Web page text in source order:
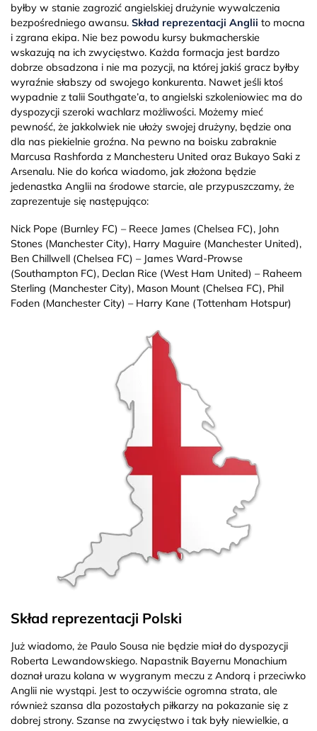
byłby w stanie zagrozić angielskiej drużynie wywalczenia
bezpośredniego awansu. Skład reprezentacji Anglii to mocna
i zgrana ekipa. Nie bez powodu kursy bukmacherskie
wskazują na ich zwycięstwo. Każda formacja jest bardzo
dobrze obsadzona i nie ma pozycji, na której jakiś gracz byłby
wyraźnie słabszy od swojego konkurenta. Nawet jeśli ktoś
wypadnie z talii Southgate’a, to angielski szkoleniowiec ma do
dyspozycji szeroki wachlarz możliwości. Możemy mieć
pewność, że jakkolwiek nie ułoży swojej drużyny, będzie ona
dla nas piekielnie groźna. Na pewno na boisku zabraknie
Marcusa Rashforda z Manchesteru United oraz Bukayo Saki z
Arsenalu. Nie do końca wiadomo, jak złożona będzie
jedenastka Anglii na środowe starcie, ale przypuszczamy, że
zaprezentuje się następująco:
Nick Pope (Burnley FC) – Reece James (Chelsea FC), John
Stones (Manchester City), Harry Maguire (Manchester United),
Ben Chillwell (Chelsea FC) – James Ward-Prowse
(Southampton FC), Declan Rice (West Ham United) – Raheem
Sterling (Manchester City), Mason Mount (Chelsea FC), Phil
Foden (Manchester City) – Harry Kane (Tottenham Hotspur)
Skład reprezentacji Polski
Już wiadomo, że Paulo Sousa nie będzie miał do dyspozycji
Roberta Lewandowskiego. Napastnik Bayernu Monachium
doznał urazu kolana w wygranym meczu z Andorą i przeciwko
Anglii nie wystąpi. Jest to oczywiście ogromna strata, ale
również szansa dla pozostałych piłkarzy na pokazanie się z
dobrej strony. Szanse na zwycięstwo i tak były niewielkie, a